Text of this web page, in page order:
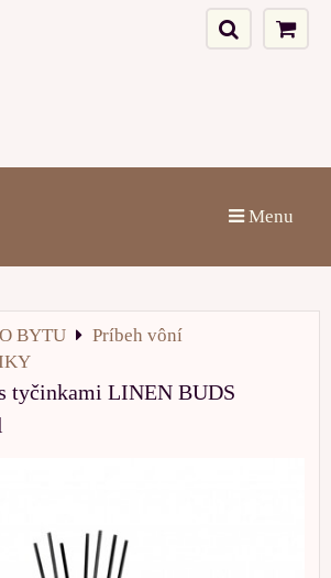
Menu
BYTU
Príbeh vôní
tyčinkami LINEN BUDS